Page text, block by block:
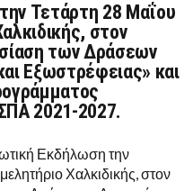
Τετάρτη 28 Μαΐου
στον
των Δράσεων
Εξωστρέφειας» και
2021-2027.
Εκδήλωση την
Χαλκιδικής, στον